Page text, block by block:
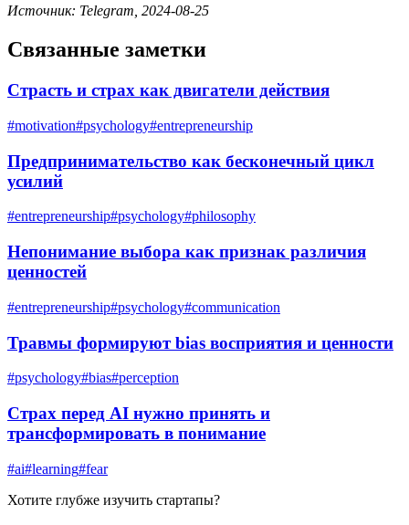
Источник: Telegram, 2024-08-25
Связанные заметки
Страсть и страх как двигатели действия
#motivation#psychology#entrepreneurship
Предпринимательство как бесконечный цикл
усилий
#entrepreneurship#psychology#philosophy
Непонимание выбора как признак различия
ценностей
#entrepreneurship#psychology#communication
Травмы формируют bias восприятия и ценности
#psychology#bias#perception
Страх перед AI нужно принять и
трансформировать в понимание
#ai#learning#fear
Хотите глубже изучить стартапы?